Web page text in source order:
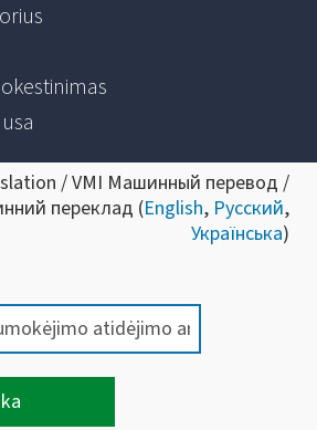
/ VMI Машинный перевод /
переклад (English, Русский,
Українська)